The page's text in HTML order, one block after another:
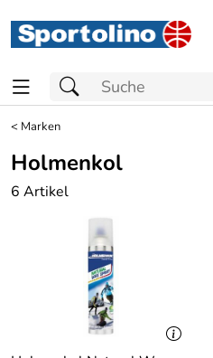
< Marken
Holmenkol
6 Artikel